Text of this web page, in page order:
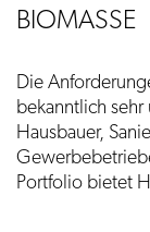
BIOMASSE
Die
bekanntlich
Hausbauer,
Portfolio bietet